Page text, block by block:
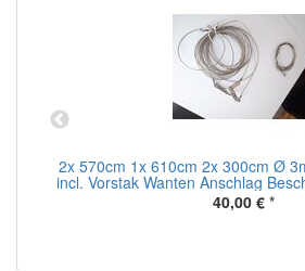
2x 570cm 1x 610cm 2x 300cm Ø
incl. Vorstak Wanten Anschlag
40,00 € *